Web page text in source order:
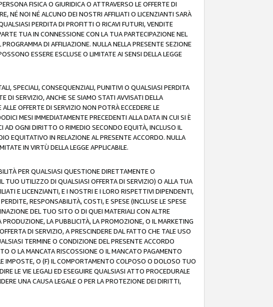
FISICA O GIURIDICA O ATTRAVERSO LE OFFERTE DI
NÉ NOI NÉ ALCUNO DEI NOSTRI AFFILIATI O LICENZIANTI SARÀ
PERDITA DI PROFITTI O RICAVI FUTURI, VENDITE
TUA IN CONNESSIONE CON LA TUA PARTECIPAZIONE NEL
DI AFFILIAZIONE. NULLA NELLA PRESENTE SEZIONE
ESSERE ESCLUSE O LIMITATE AI SENSI DELLA LEGGE
SPECIALI, CONSEQUENZIALI, PUNITIVI O QUALSIASI PERDITA
DI SERVIZIO, ANCHE SE SIAMO STATI AVVISATI DELLA
OFFERTE DI SERVIZIO NON POTRÀ ECCEDERE LE
MESI IMMEDIATAMENTE PRECEDENTI ALLA DATA IN CUI SI È
AD OGNI DIRITTO O RIMEDIO SECONDO EQUITÀ, INCLUSO IL
EQUITATIVO IN RELAZIONE AL PRESENTE ACCORDO. NULLA
IN VIRTÙ DELLA LEGGE APPLICABILE.
PER QUALSIASI QUESTIONE DIRETTAMENTE O
TUO UTILIZZO DI QUALSIASI OFFERTA DI SERVIZIO) O ALLA TUA
E LICENZIANTI, E I NOSTRI E I LORO RISPETTIVI DIPENDENTI,
RESPONSABILITÀ, COSTI, E SPESE (INCLUSE LE SPESE
DEL TUO SITO O DI QUEI MATERIALI CON ALTRE
LA PUBBLICITÀ, LA PROMOZIONE, O IL MARKETING
DI SERVIZIO, A PRESCINDERE DAL FATTO CHE TALE USO
TERMINE O CONDIZIONE DEL PRESENTE ACCORDO
O LA MANCATA RISCOSSIONE O IL MANCATO PAGAMENTO
IMPOSTE, O (F) IL COMPORTAMENTO COLPOSO O DOLOSO TUO
LE VIE LEGALI ED ESEGUIRE QUALSIASI ATTO PROCEDURALE
UNA CAUSA LEGALE O PER LA PROTEZIONE DEI DIRITTI,